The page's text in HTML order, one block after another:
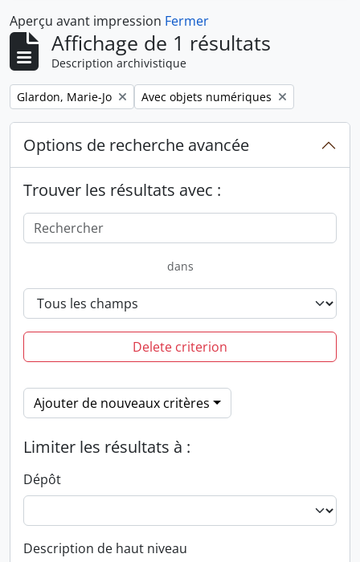
Aperçu avant impression Fermer
Affichage de 1 résultats
Description archivistique
Remove filter:
Glardon, Marie-Jo Remove filter:
Avec objets numériques
Options de recherche avancée
Trouver les résultats avec :
dans
Delete criterion
Ajouter de nouveaux critères
Limiter les résultats à :
Dépôt
Description de haut niveau